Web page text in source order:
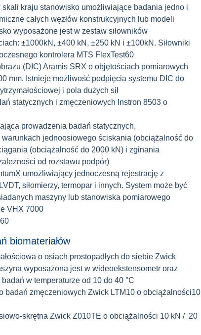
skali kraju stanowisko umożliwiające badania jedno i
całych węzłów konstrukcyjnych lub modeli
wyposażone jest w zestaw siłowników
±1000kN, ±400 kN, ±250 kN i ±100kN. Siłowniki
kontrolera MTS FlexTest60
(DIC) Aramis SRX o objętościach pomiarowych
mm. Istnieje możliwość podpięcia systemu DIC do
i pola dużych sił
statycznych i zmęczeniowych Instron 8503 o
prowadzenia badań statycznych,
jednoosiowego ściskania (obciążalność do
(obciążalność do 2000 kN) i zginania
od rozstawu podpór)
umożliwiający jednoczesną rejestrację z
siłomierzy, termopar i innych. System może być
maszyny lub stanowiska pomiarowego
VHX 7000
biomateriałów
o osiach prostopadłych do siebie Zwick
wyposażona jest w wideoekstensometr oraz
w temperaturze od 10 do 40 °C
badań zmęczeniowych Zwick LTM10 o obciążalności10
skrętna Zwick Z010TE o obciążalności 10 kN / 20